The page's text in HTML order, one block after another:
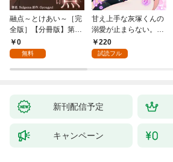
融点～とけあい～［完
全版］【分冊版】第1
話0
無料
甘え上手な灰塚くんの
溺愛が止まらない。純
情で、健気で…絶倫！
(1)
220
試読フル
新刊配信予定
キャンペーン